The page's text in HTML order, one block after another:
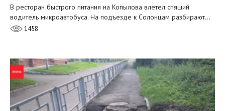
В ресторан быстрого питания на Копылова влетел спящий
водитель микроавтобуса. На подъезде к Солонцам разбирают…
1458